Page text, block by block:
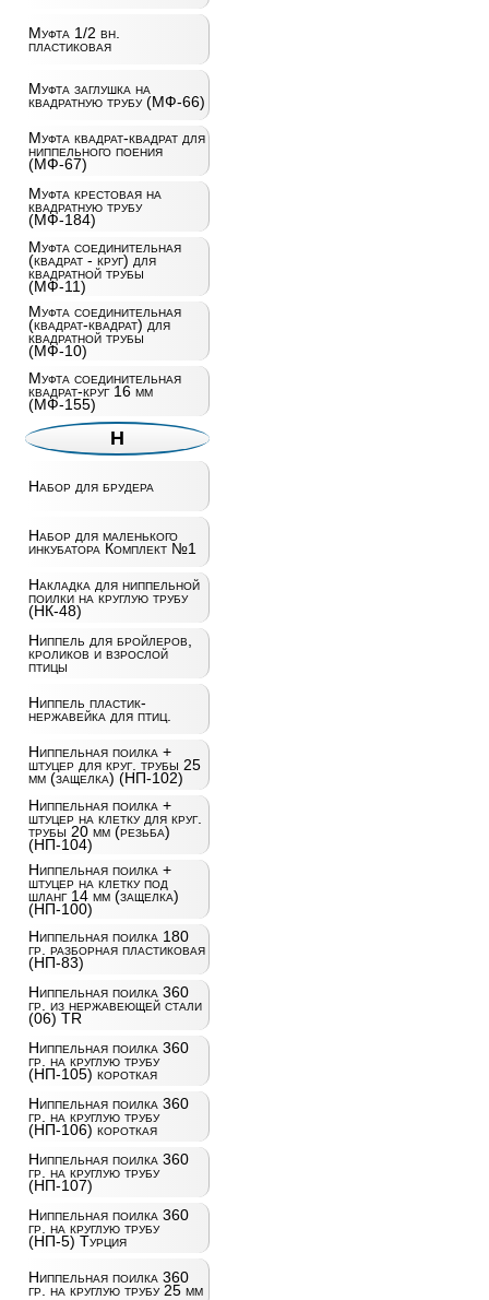
Муфта 1/2 вн.
пластиковая
Муфта заглушка на
квадратную трубу (МФ-66)
Муфта квадрат-квадрат для
ниппельного поения
(МФ-67)
Муфта крестовая на
квадратную трубу
(МФ-184)
Муфта соединительная
(квадрат - круг) для
квадратной трубы
(МФ-11)
Муфта соединительная
(квадрат-квадрат) для
квадратной трубы
(МФ-10)
Муфта соединительная
квадрат-круг 16 мм
(МФ-155)
Н
Набор для брудера
Набор для маленького
инкубатора Комплект №1
Накладка для ниппельной
поилки на круглую трубу
(НК-48)
Ниппель для бройлеров,
кроликов и взрослой
птицы
Ниппель пластик-
нержавейка для птиц.
Ниппельная поилка +
штуцер для круг. трубы 25
мм (защелка) (НП-102)
Ниппельная поилка +
штуцер на клетку для круг.
трубы 20 мм (резьба)
(НП-104)
Ниппельная поилка +
штуцер на клетку под
шланг 14 мм (защелка)
(НП-100)
Ниппельная поилка 180
гр. разборная пластиковая
(НП-83)
Ниппельная поилка 360
гр. из нержавеющей стали
(06) TR
Ниппельная поилка 360
гр. на круглую трубу
(НП-105) короткая
Ниппельная поилка 360
гр. на круглую трубу
(НП-106) короткая
Ниппельная поилка 360
гр. на круглую трубу
(НП-107)
Ниппельная поилка 360
гр. на круглую трубу
(НП-5) Турция
Ниппельная поилка 360
гр. на круглую трубу 25 мм